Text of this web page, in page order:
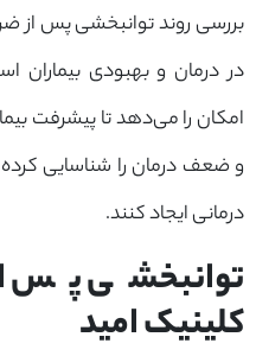
بررسی روند توانبخشی پس از
در درمان و بهبودی
امکان را می‌دهد تا پیشرفت
و ضعف درمان را شناسایی کرده
درمانی ایجاد کنند.
توانبخشی پس
کلینیک امید